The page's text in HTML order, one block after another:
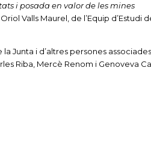
i posada en valor de les mines
Valls Maurel, de l’Equip d’Estudi
Junta i d’altres persones
Riba, Mercè Renom i Genoveva